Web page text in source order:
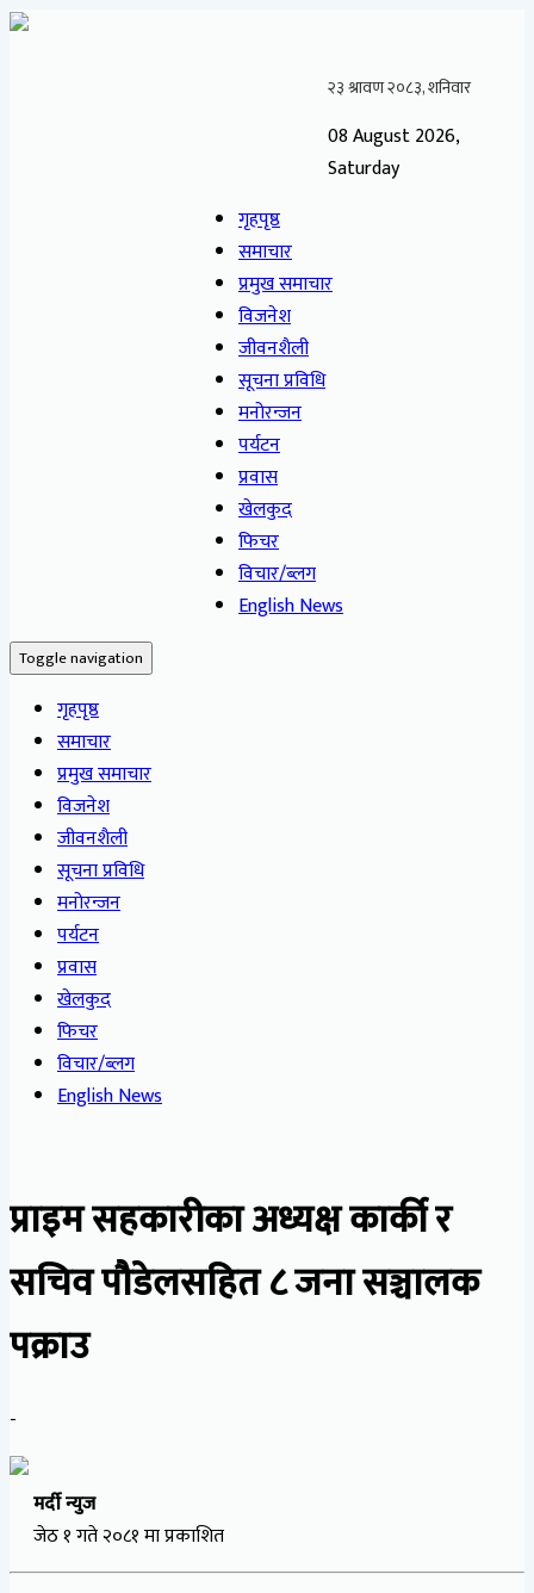
08 August 2026,
Saturday
गृहपृष्ठ
समाचार
प्रमुख समाचार
विजनेश
जीवनशैली
सूचना प्रविधि
मनोरन्जन
पर्यटन
प्रवास
खेलकुद
फिचर
विचार/ब्लग
English News
Toggle navigation
गृहपृष्ठ
समाचार
प्रमुख समाचार
विजनेश
जीवनशैली
सूचना प्रविधि
मनोरन्जन
पर्यटन
प्रवास
खेलकुद
फिचर
विचार/ब्लग
English News
प्राइम सहकारीका अध्यक्ष कार्की र
सचिव पौडेलसहित ८ जना सञ्चालक
पक्राउ
-
मर्दी न्युज
जेठ १ गते २०८१ मा प्रकाशित